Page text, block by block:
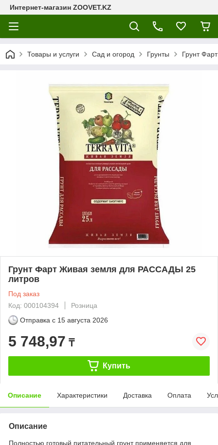
Интернет-магазин ZOOVET.KZ
Товары и услуги Сад и огород Грунты Грунт
Грунт Фарт Живая земля для РАССАДЫ 25
литров
Под заказ
Код: 000104394
Розница
Отправка с 15 августа 2026
5 748,97 ₸
Купить
Описание Характеристики Доставка Оплата
Описание
Полностью готовый питательный грунт применяется для